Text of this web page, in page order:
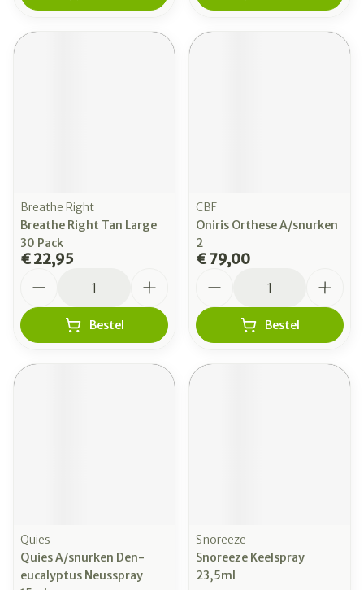
Breathe Right
Breathe Right Tan Large
30 Pack
€ 22,95
Bestel
CBF
Oniris Orthese A/snurken
2
€ 79,00
Bestel
Quies
Quies A/snurken Den-
eucalyptus Neusspray
Snoreeze
Snoreeze Keelspray
23,5ml